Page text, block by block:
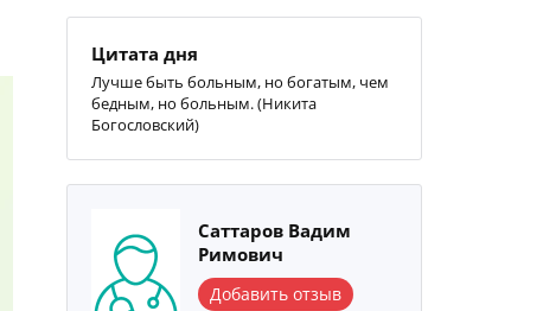
Цитата дня
Лучше быть больным, но богатым, чем
бедным, но больным. (Никита
Богословский)
Саттаров Вадим
Римович
Добавить отзыв